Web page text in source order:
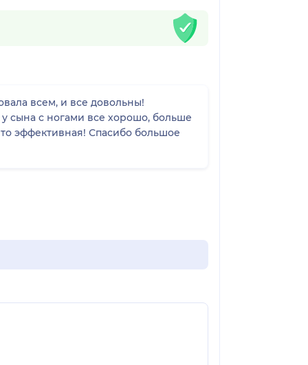
всем, и все довольны!
сына с ногами все хорошо, больше
эффективная! Спасибо большое